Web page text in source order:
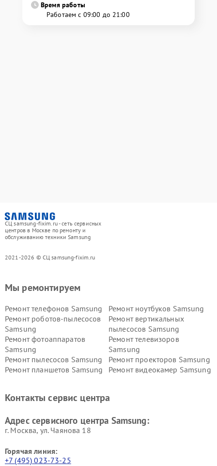
Время работы
Работаем с 09:00 до 21:00
СЦ samsung-fixim.ru - сеть сервисных
центров в Москве по ремонту и
обслуживанию техники Samsung
2021-2026 © СЦ samsung-fixim.ru
Мы ремонтируем
Ремонт телефонов Samsung
Ремонт ноутбуков Samsung
Ремонт роботов-пылесосов
Samsung
Ремонт вертикальных
пылесосов Samsung
Ремонт фотоаппаратов
Samsung
Ремонт телевизоров
Samsung
Ремонт пылесосов Samsung
Ремонт проекторов Samsung
Ремонт планшетов Samsung
Ремонт видеокамер Samsung
Контакты сервис центра
Адрес сервисного центра Samsung:
г. Москва, ул. Чаянова 18
Горячая линия:
+7 (495) 023-73-25